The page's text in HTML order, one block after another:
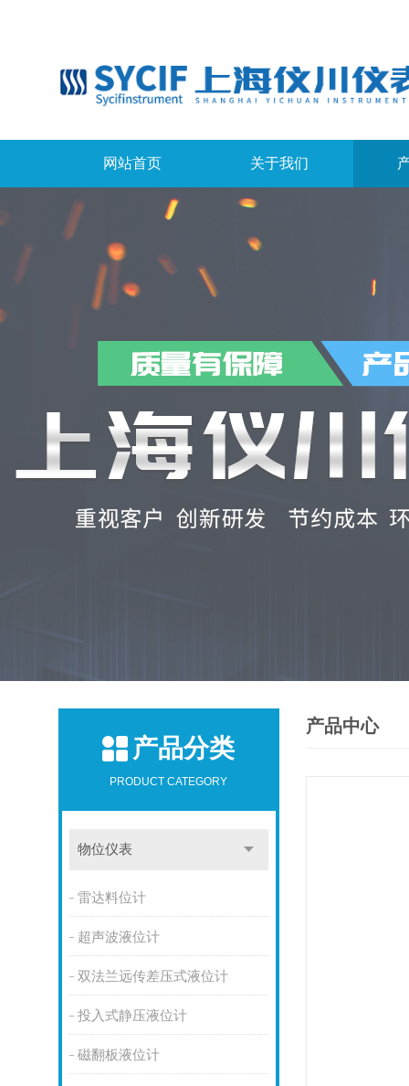
网站首页 关于我们
产品分类
PRODUCT CATEGORY
物位仪表
雷达料位计
超声波液位计
双法兰远传差压式液位计
投入式静压液位计
磁翻板液位计
产品中心